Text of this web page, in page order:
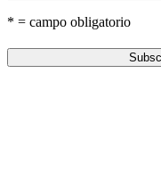
* = campo obligatorio